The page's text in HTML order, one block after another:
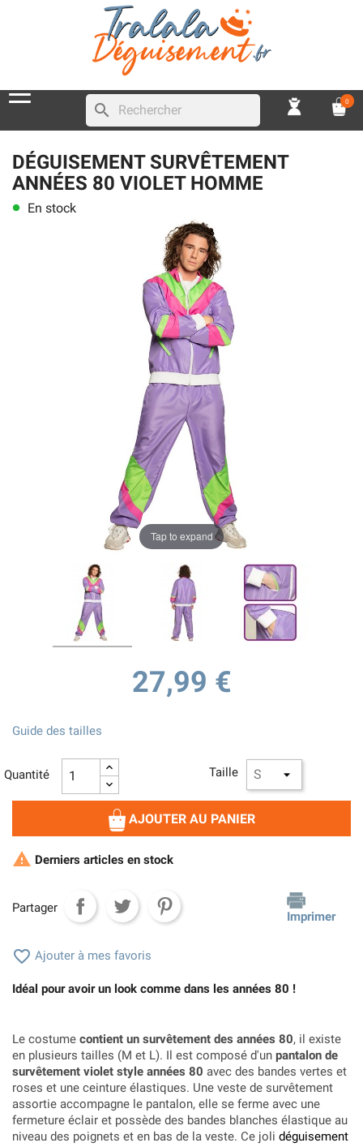
search 0
DÉGUISEMENT SURVÊTEMENT
ANNÉES 80 VIOLET HOMME
lens En stock
Tap to expand
27,99 €
Taille
Guide des tailles
Quantité
AJOUTER AU PANIER
 Derniers articles en stock
Partager
Imprimer
 Ajouter à mes favoris
Idéal pour avoir un look comme dans les années 80 !
Le costume contient un survêtement des années 80, il existe
en plusieurs tailles (M et L). Il est composé d'un pantalon de
survêtement violet style années 80 avec des bandes vertes et
roses et une ceinture élastiques. Une veste de survêtement
assortie accompagne le pantalon, elle se ferme avec une
fermeture éclair et possède des bandes blanches élastique au
niveau des poignets et en bas de la veste. Ce joli déguisement